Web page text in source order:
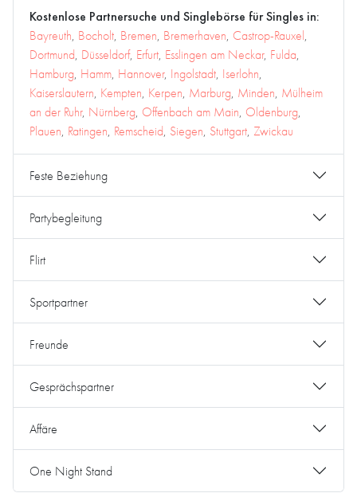
Kostenlose Partnersuche und Singlebörse für Singles in:
Bayreuth, Bocholt, Bremen, Bremerhaven, Castrop-Rauxel,
Dortmund, Düsseldorf, Erfurt, Esslingen am Neckar, Fulda,
Hamburg, Hamm, Hannover, Ingolstadt, Iserlohn,
Kaiserslautern, Kempten, Kerpen, Marburg, Minden, Mülheim
an der Ruhr, Nürnberg, Offenbach am Main, Oldenburg,
Plauen, Ratingen, Remscheid, Siegen, Stuttgart, Zwickau
Feste Beziehung
Partybegleitung
Flirt
Sportpartner
Freunde
Gesprächspartner
Affäre
One Night Stand